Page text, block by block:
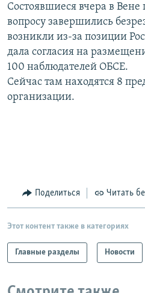
Все сайты РСЕ/РС
Состоявшиеся вчера в Вене
вопросу завершились
возникли из-за позиции
дала согласия на
100 наблюдателей ОБСЕ.
Сейчас там находятся 8
организации.
Поделиться Читать
Этот контент также в категориях
Главные разделы Новости